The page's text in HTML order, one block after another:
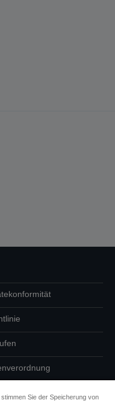
Sie der Speicherung von